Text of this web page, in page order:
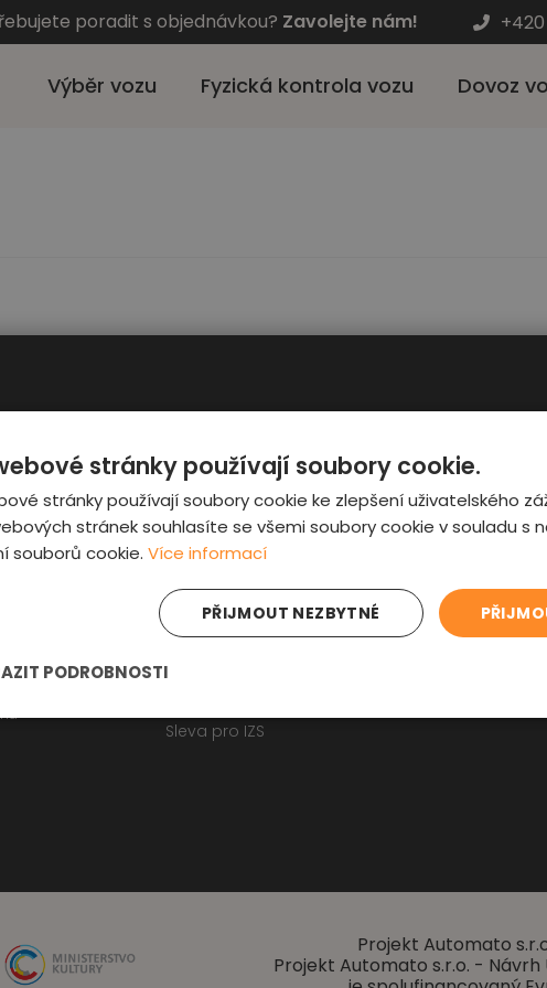
poradit s objednávkou? Zavolejte nám!
Výběr vozu Fyzická kontrola vozu Dovoz
Výběr auta
Fyzická kontrola auta
Prověrka historie
Zajímavosti
Kupní smlouva na auto
Sleva pro IZS
Kontakt
O nás
Osobní
Projekt Automato
Projekt Automato s.r.o. -
stránky používají soubory cookie.
stránky používají soubory cookie ke zlepšení uživatelského
stránek souhlasíte se všemi soubory cookie v souladu s
souborů cookie. Více informací
PŘIJMOUT NEZBYTNÉ
PODROBNOSTI